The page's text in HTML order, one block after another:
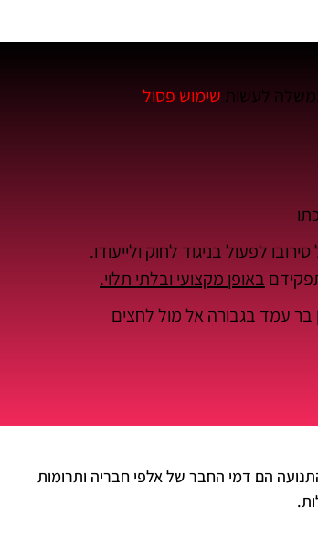
לעשות שימוש פסול
לפעול בניגוד לחוק ולייעודו.
באופן מקצועי ובלתי תלוי.
בר עמד בגבורה אל מול לחצים
הם דמי החבר של אלפי חבריה ותרומות